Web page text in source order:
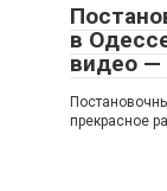
в
видео —
прекрасное